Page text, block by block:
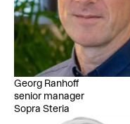
Georg Ranhoff
senior manager
Sopra Steria